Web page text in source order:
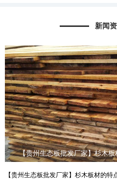
新闻
【贵州生态板批发厂家】杉木
【贵州生态板批发厂家】杉木板材的特